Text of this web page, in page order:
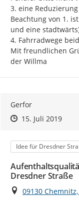
3. eine
Beachtung von 1.
und eine
4. Fahrradwege
Mit freundlichen
der Willma
Gerfor
Zeitpunkt des
Zeitpunkt des
15. Juli 2019Zur
Kategorie
Idee für Dresdner
Dresdner Straße
Ort
09130